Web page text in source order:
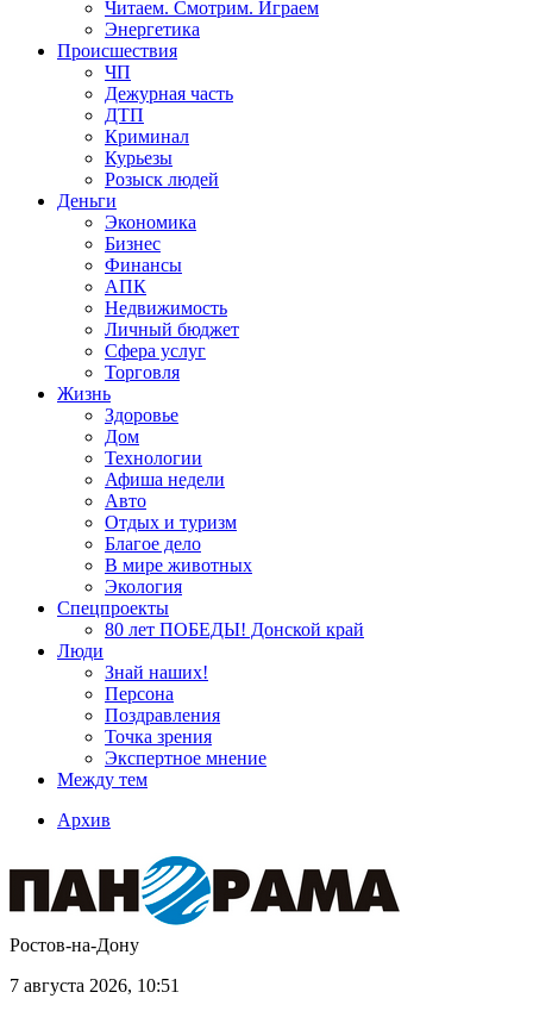
Читаем. Смотрим. Играем
Энергетика
Происшествия
ЧП
Дежурная часть
ДТП
Криминал
Курьезы
Розыск людей
Деньги
Экономика
Бизнес
Финансы
АПК
Недвижимость
Личный бюджет
Сфера услуг
Торговля
Жизнь
Здоровье
Дом
Технологии
Афиша недели
Авто
Отдых и туризм
Благое дело
В мире животных
Экология
Спецпроекты
80 лет ПОБЕДЫ! Донской край
Люди
Знай наших!
Персона
Поздравления
Точка зрения
Экспертное мнение
Между тем
Архив
Ростов-на-Дону
7 августа 2026, 10:51